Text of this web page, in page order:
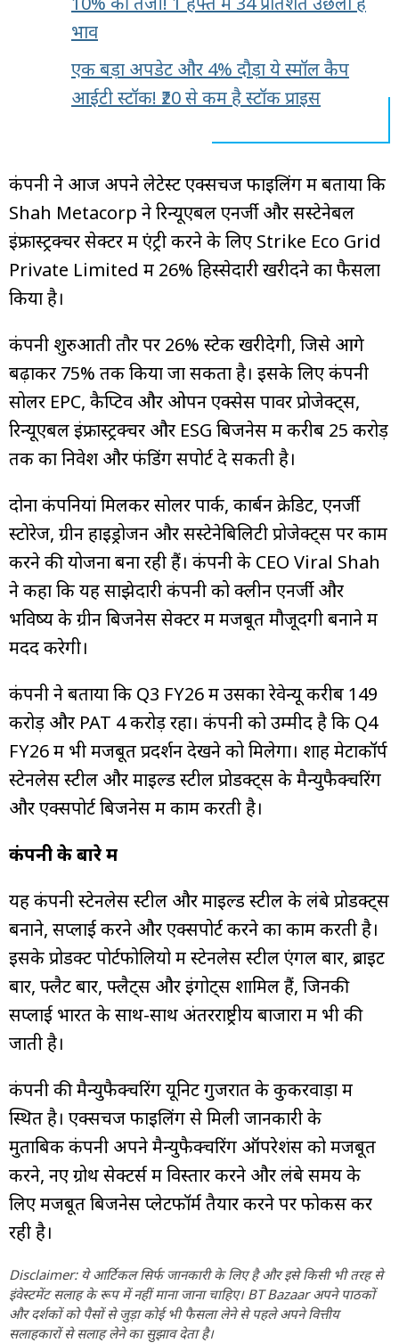
भाव
एक बड़ा अपडेट और 4% दौड़ा ये स्मॉल कैप
आईटी स्टॉक! ₹20 से कम है स्टॉक प्राइस
कंपनी ने आज अपने लेटेस्ट एक्सचेंज फाइलिंग में बताया कि
Shah Metacorp ने रिन्यूएबल एनर्जी और सस्टेनेबल
इंफ्रास्ट्रक्चर सेक्टर में एंट्री करने के लिए Strike Eco Grid
Private Limited में 26% हिस्सेदारी खरीदने का फैसला
किया है।
कंपनी शुरुआती तौर पर 26% स्टेक खरीदेगी, जिसे आगे
बढ़ाकर 75% तक किया जा सकता है। इसके लिए कंपनी
सोलर EPC, कैप्टिव और ओपन एक्सेस पावर प्रोजेक्ट्स,
रिन्यूएबल इंफ्रास्ट्रक्चर और ESG बिजनेस में करीब ₹25 करोड़
तक का निवेश और फंडिंग सपोर्ट दे सकती है।
दोनों कंपनियां मिलकर सोलर पार्क, कार्बन क्रेडिट, एनर्जी
स्टोरेज, ग्रीन हाइड्रोजन और सस्टेनेबिलिटी प्रोजेक्ट्स पर काम
करने की योजना बना रही हैं। कंपनी के CEO Viral Shah
ने कहा कि यह साझेदारी कंपनी को क्लीन एनर्जी और
भविष्य के ग्रीन बिजनेस सेक्टर में मजबूत मौजूदगी बनाने में
मदद करेगी।
कंपनी ने बताया कि Q3 FY26 में उसका रेवेन्यू करीब ₹149
करोड़ और PAT ₹4 करोड़ रहा। कंपनी को उम्मीद है कि Q4
FY26 में भी मजबूत प्रदर्शन देखने को मिलेगा। शाह मेटाकॉर्प
स्टेनलेस स्टील और माइल्ड स्टील प्रोडक्ट्स के मैन्युफैक्चरिंग
और एक्सपोर्ट बिजनेस में काम करती है।
कंपनी के बारे में
यह कंपनी स्टेनलेस स्टील और माइल्ड स्टील के लंबे प्रोडक्ट्स
बनाने, सप्लाई करने और एक्सपोर्ट करने का काम करती है।
इसके प्रोडक्ट पोर्टफोलियो में स्टेनलेस स्टील एंगल बार, ब्राइट
बार, फ्लैट बार, फ्लैट्स और इंगोट्स शामिल हैं, जिनकी
सप्लाई भारत के साथ-साथ अंतरराष्ट्रीय बाजारों में भी की
जाती है।
कंपनी की मैन्युफैक्चरिंग यूनिट गुजरात के कुकरवाड़ा में
स्थित है। एक्सचेंज फाइलिंग से मिली जानकारी के
मुताबिक कंपनी अपने मैन्युफैक्चरिंग ऑपरेशंस को मजबूत
करने, नए ग्रोथ सेक्टर्स में विस्तार करने और लंबे समय के
लिए मजबूत बिजनेस प्लेटफॉर्म तैयार करने पर फोकस कर
रही है।
Disclaimer: ये आर्टिकल सिर्फ जानकारी के लिए है और इसे किसी भी तरह से
इंवेस्टमेंट सलाह के रूप में नहीं माना जाना चाहिए। BT Bazaar अपने पाठकों
और दर्शकों को पैसों से जुड़ा कोई भी फैसला लेने से पहले अपने वित्तीय
सलाहकारों से सलाह लेने का सुझाव देता है।